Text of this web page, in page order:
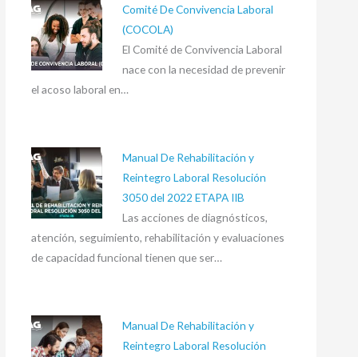
Comité De Convivencia Laboral
(COCOLA)
El Comité de Convivencia Laboral
nace con la necesidad de prevenir
el acoso laboral en…
Manual De Rehabilitación y
Reintegro Laboral Resolución
3050 del 2022 ETAPA IIB
Las acciones de diagnósticos,
atención, seguimiento, rehabilitación y evaluaciones
de capacidad funcional tienen que ser…
Manual De Rehabilitación y
Reintegro Laboral Resolución